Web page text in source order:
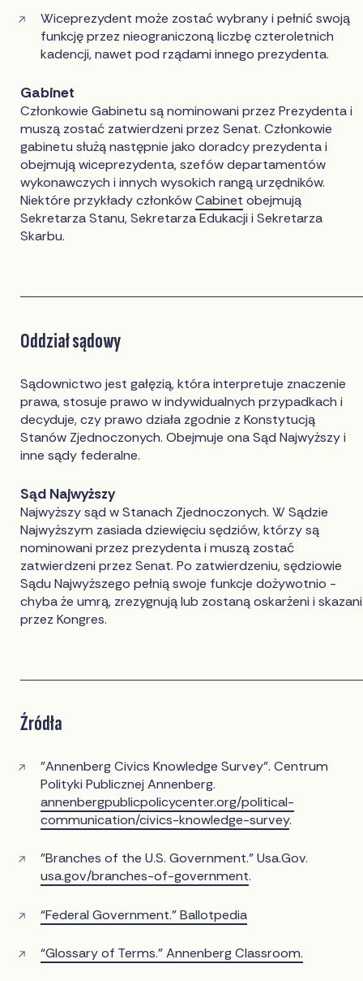
Wiceprezydent może zostać wybrany i pełnić swoją
funkcję przez nieograniczoną liczbę czteroletnich
kadencji, nawet pod rządami innego prezydenta.
Gabinet
Członkowie Gabinetu są nominowani przez Prezydenta i
muszą zostać zatwierdzeni przez Senat. Członkowie
gabinetu służą następnie jako doradcy prezydenta i
obejmują wiceprezydenta, szefów departamentów
wykonawczych i innych wysokich rangą urzędników.
Niektóre przykłady członkówCabinet obejmują
Sekretarza Stanu, Sekretarza Edukacji i Sekretarza
Skarbu.
Oddział sądowy
Sądownictwo jest gałęzią, która interpretuje znaczenie
prawa, stosuje prawo w indywidualnych przypadkach i
decyduje, czy prawo działa zgodnie z Konstytucją
Stanów Zjednoczonych. Obejmuje ona Sąd Najwyższy i
inne sądy federalne.
Sąd Najwyższy
Najwyższy sąd w Stanach Zjednoczonych. W Sądzie
Najwyższym zasiada dziewięciu sędziów, którzy są
nominowani przez prezydenta i muszą zostać
zatwierdzeni przez Senat. Po zatwierdzeniu, sędziowie
Sądu Najwyższego pełnią swoje funkcje dożywotnio -
chyba że umrą, zrezygnują lub zostaną oskarżeni i skazani
przez Kongres.
Źródła
"Annenberg Civics Knowledge Survey". Centrum
Polityki Publicznej Annenberg.
annenbergpublicpolicycenter.org/political-
communication/civics-knowledge-survey.
"Branches of the U.S. Government." Usa.Gov.
usa.gov/branches-of-government.
“Federal Government.” Ballotpedia
“Glossary of Terms.” Annenberg Classroom.